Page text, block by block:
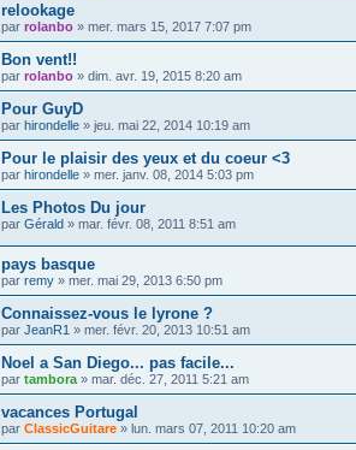
relookage
par rolanbo » mer. mars 15, 2017 7:07 pm
Bon vent!!
par rolanbo » dim. avr. 19, 2015 8:20 am
Pour GuyD
par hirondelle » jeu. mai 22, 2014 10:19 am
Pour le plaisir des yeux et du coeur <3
par hirondelle » mer. janv. 08, 2014 5:03 pm
Les Photos Du jour
par Gérald » mar. févr. 08, 2011 8:51 am
pays basque
par remy » mer. mai 29, 2013 6:50 pm
Connaissez-vous le lyrone ?
par JeanR1 » mer. févr. 20, 2013 10:51 am
Noel a San Diego... pas facile...
par tambora » mar. déc. 27, 2011 5:21 am
vacances Portugal
par ClassicGuitare » lun. mars 07, 2011 10:20 am